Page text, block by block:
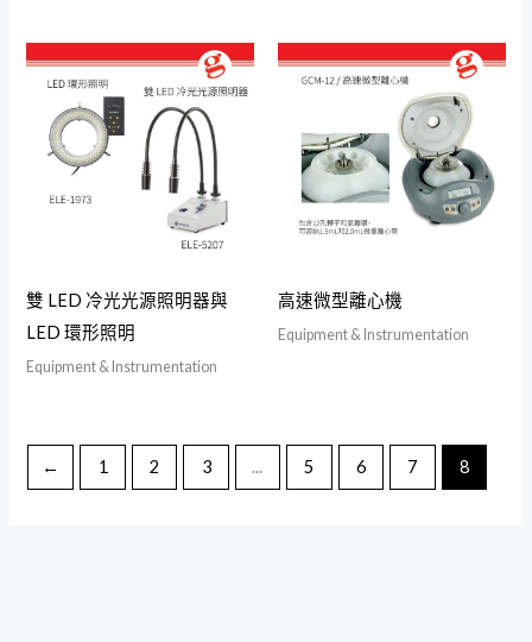
雙 LED 冷光光源照明器與
LED 環形照明
Equipment & Instrumentation
高速微型離心機
Equipment & Instrumentation
← 1 2 3 ... 5 6 7 8